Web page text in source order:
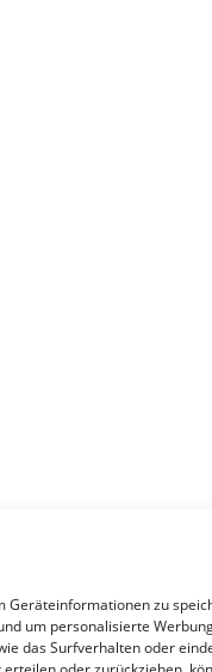
Geräteinformationen zu
um personalisierte
das Surfverhalten oder